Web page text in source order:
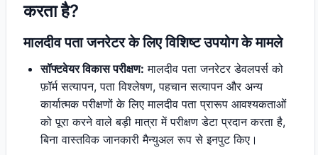
करता है?
मालदीव पता जनरेटर के लिए विशिष्ट उपयोग के मामले
सॉफ्टवेयर विकास परीक्षण: मालदीव पता जनरेटर डेवलपर्स को
फ़ॉर्म सत्यापन, पता विश्लेषण, पहचान सत्यापन और अन्य
कार्यात्मक परीक्षणों के लिए मालदीव पता प्रारूप आवश्यकताओं
को पूरा करने वाले बड़ी मात्रा में परीक्षण डेटा प्रदान करता है,
बिना वास्तविक जानकारी मैन्युअल रूप से इनपुट किए।